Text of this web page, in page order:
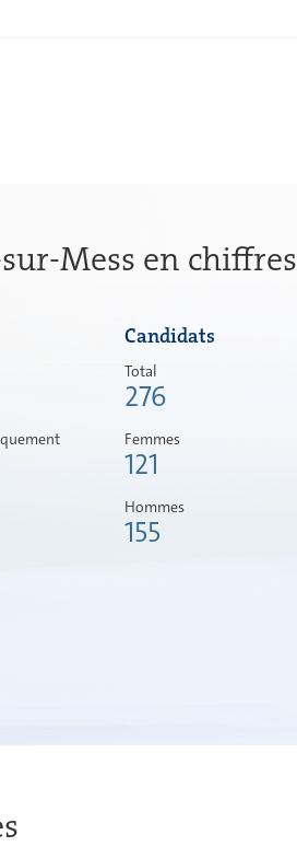
Mess en chiffres
Candidats
Total
276
Femmes
121
Hommes
155